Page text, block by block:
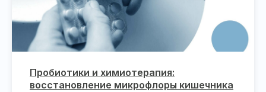
Пробиотики и химиотерапия:
восстановление микрофлоры кишечника